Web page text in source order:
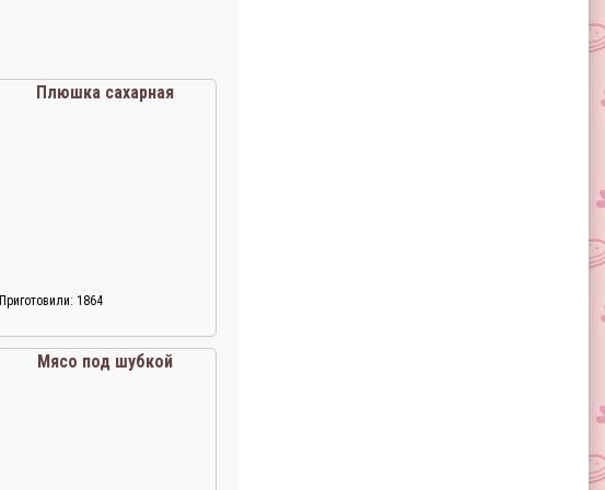
Плюшка сахарная
Приготовили: 1864
Мясо под шубкой